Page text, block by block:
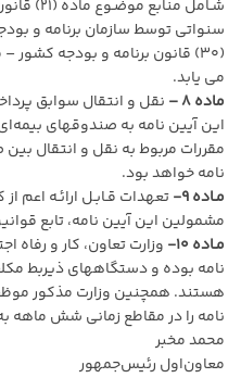
شـامل
سنواتی توسط سازمان برنامه و
می یابد.
ماده ۸ –
نقل و انتقال سوابق
این آیین نامه به صندوقهای
مقررات مربوط به نقل و انتقال
نامه خواهد بود.
مـاده ۹-
تعهدات قـابـل ارائـه اعم
مشمولین این آیین نامه، تابع
مـاده ۱۰-
وزارت تعاون، کار و رفاه
نامه بوده و دستگاههای ذیربط
هستند. همچنین وزارت مذکور
نامه را در مقاطع زمانی شش ماهه
محمد مخبر
معاون‌اول رئیس‌جمهور